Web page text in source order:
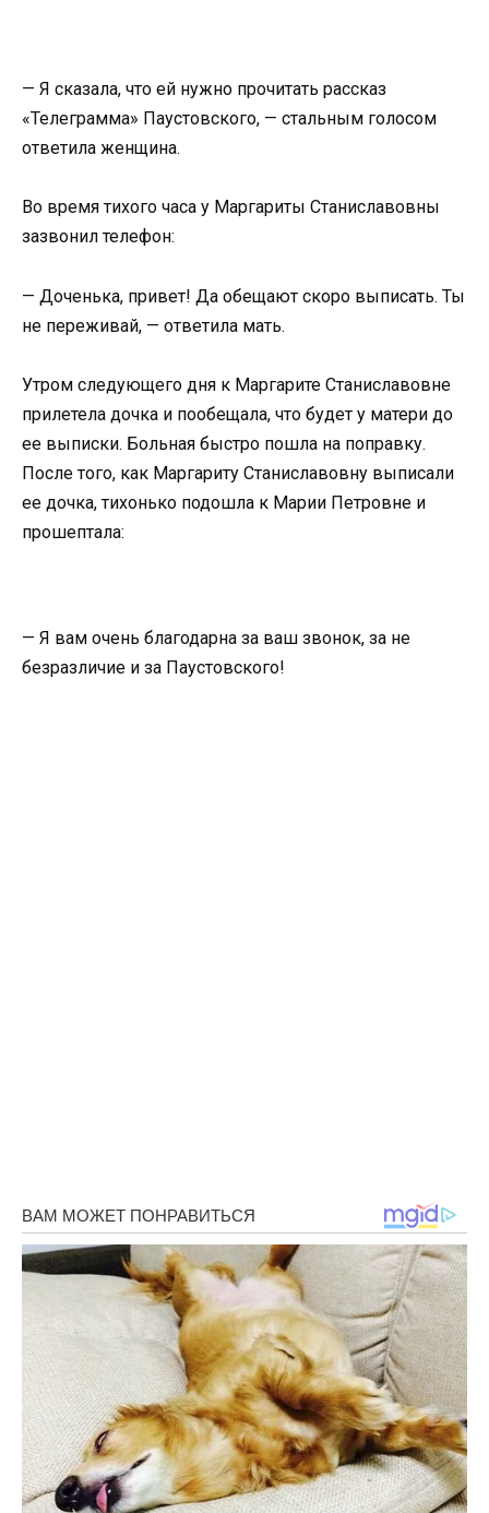
— Я сказала, что ей нужно прочитать рассказ
«Телеграмма» Паустовского, — стальным голосом
ответила женщина.
Во время тихого часа у Маргариты Станиславовны
зазвонил телефон:
— Доченька, привет! Да обещают скоро выписать. Ты
не переживай, — ответила мать.
Утром следующего дня к Маргарите Станиславовне
прилетела дочка и пообещала, что будет у матери до
ее выписки. Больная быстро пошла на поправку.
После того, как Маргариту Станиславовну выписали
ее дочка, тихонько подошла к Марии Петровне и
прошептала:
— Я вам очень благодарна за ваш звонок, за не
безразличие и за Паустовского!